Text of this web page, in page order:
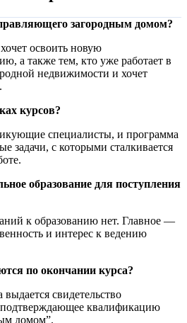
загородным домом?
освоить новую
а также тем, кто уже работает в
недвижимости и хочет
курсов?
специалисты, и программа
задачи, с которыми сталкивается
образование для поступления
к образованию нет. Главное —
и интерес к ведению
по окончании курса?
свидетельство
подтверждающее квалификацию
домом”.